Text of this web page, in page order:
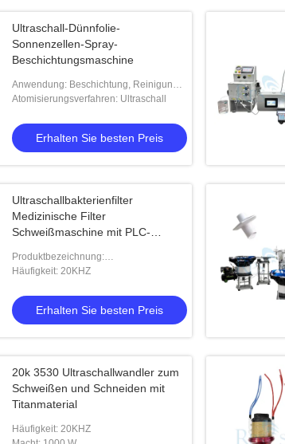
Ultraschall-Dünnfolie-
Sonnenzellen-Spray-
Beschichtungsmaschine
Anwendung: Beschichtung, Reinigung,
Befeuchtung
Atomisierungsverfahren: Ultraschall
Erhalten Sie besten Preis
Ultraschallbakterienfilter
Medizinische Filter
Schweißmaschine mit PLC-
Produktbezeichnung:
Ultraschallbakterienfilter Medizinische
Steuerung
Häufigkeit: 20KHZ
Erhalten Sie besten Preis
20k 3530 Ultraschallwandler zum
Schweißen und Schneiden mit
Titanmaterial
Häufigkeit: 20KHZ